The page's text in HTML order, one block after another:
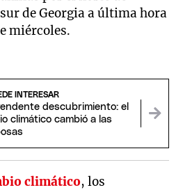
de Georgia a última hora
miércoles.
INTERESAR
descubrimiento: el
climático cambió a las
climático, los